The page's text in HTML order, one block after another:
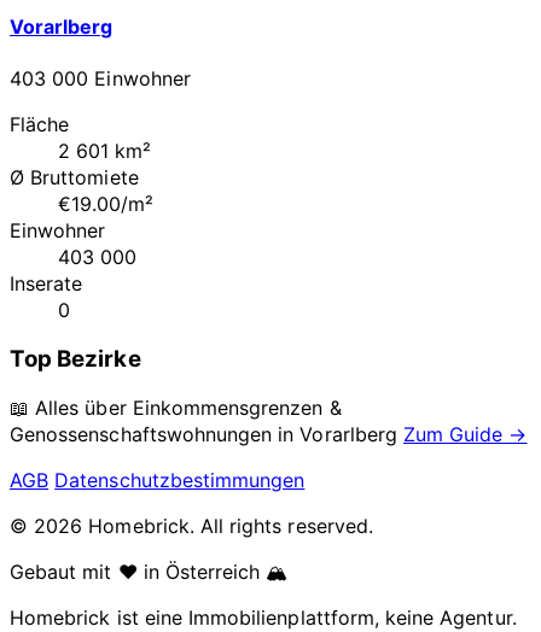
Vorarlberg
403 000 Einwohner
Fläche
2 601 km²
Ø Bruttomiete
€19.00/m²
Einwohner
403 000
Inserate
0
Top Bezirke
📖 Alles über Einkommensgrenzen &
Genossenschaftswohnungen inVorarlberg Zum Guide →
AGB Datenschutzbestimmungen
© 2026 Homebrick. All rights reserved.
Gebaut mit ❤️ in Österreich 🏔️
Homebrick ist eine Immobilienplattform, keine Agentur.